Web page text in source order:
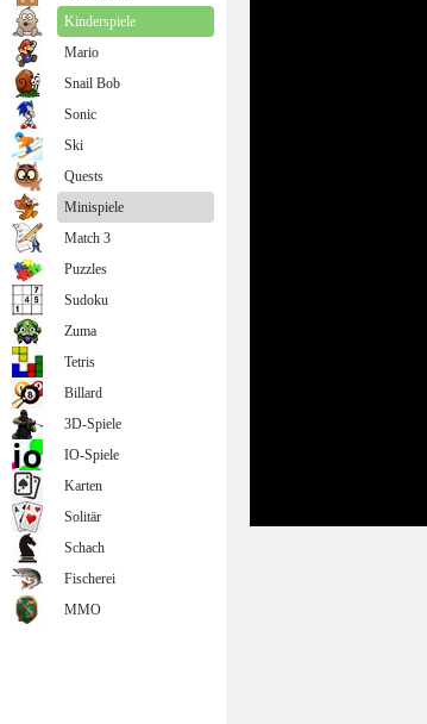
Kinderspiele
Mario
Snail Bob
Sonic
Ski
Quests
Minispiele
Match 3
Puzzles
Sudoku
Zuma
Tetris
Billard
3D-Spiele
IO-Spiele
Karten
Solitär
Schach
Fischerei
MMO